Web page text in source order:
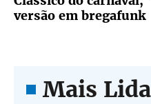
versão em bregafunk
Mais